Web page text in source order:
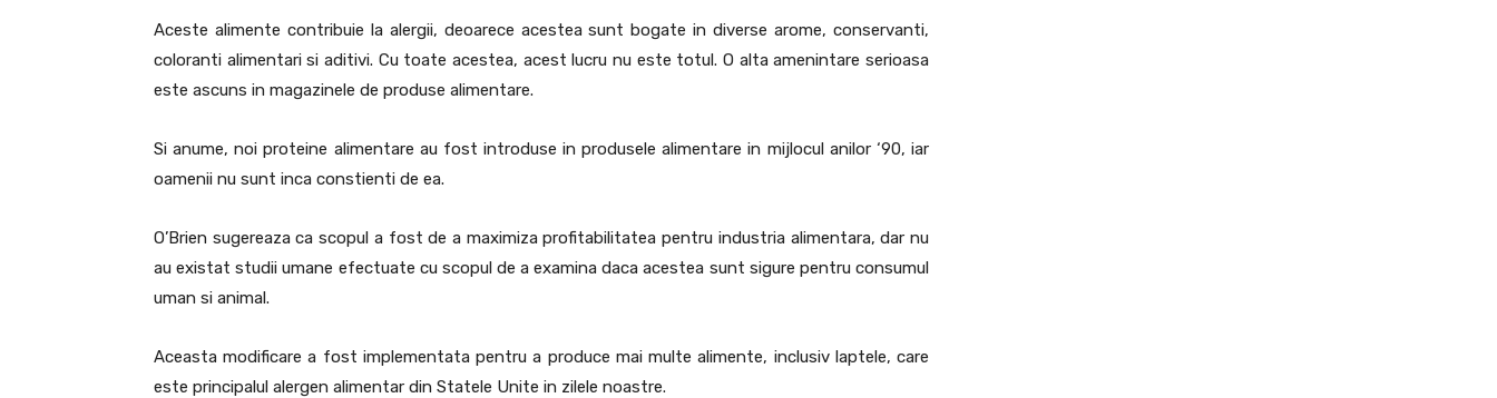
Aceste alimente contribuie la alergii, deoarece acestea sunt bogate in diverse arome, conservanti,
coloranti alimentari si aditivi. Cu toate acestea, acest lucru nu este totul. O alta amenintare serioasa
este ascuns in magazinele de produse alimentare.
Si anume, noi proteine alimentare au fost introduse in produsele alimentare in mijlocul anilor ‘90, iar
oamenii nu sunt inca constienti de ea.
O’Brien sugereaza ca scopul a fost de a maximiza profitabilitatea pentru industria alimentara, dar nu
au existat studii umane efectuate cu scopul de a examina daca acestea sunt sigure pentru consumul
uman si animal.
Aceasta modificare a fost implementata pentru a produce mai multe alimente, inclusiv laptele, care
este principalul alergen alimentar din Statele Unite in zilele noastre.